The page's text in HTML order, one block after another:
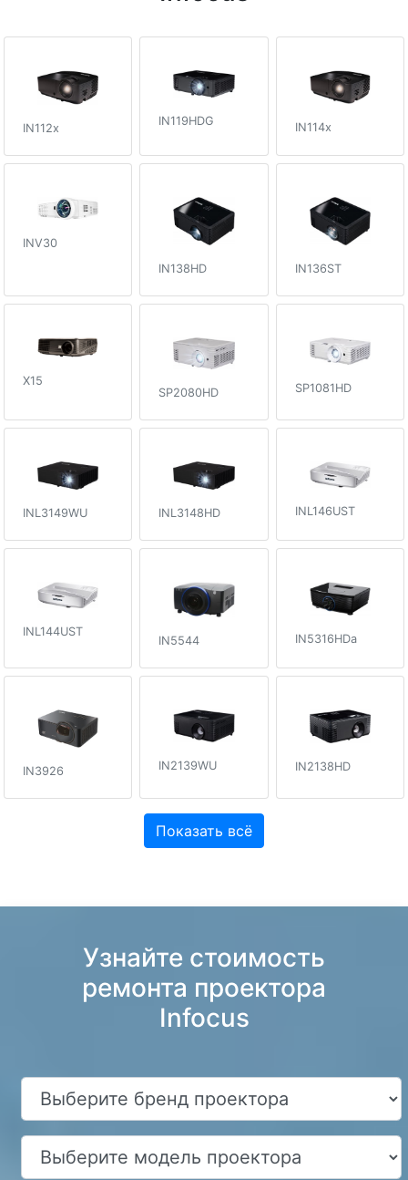
IN112x
IN119HDG IN114x
INV30
IN138HD
IN136ST
X15
SP2080HD
SP1081HD
INL3149WU INL3148HD INL146UST
INL144UST
IN5544 IN5316HDa
IN3926 IN2139WU IN2138HD
Показать всё
Узнайте стоимость
ремонта проектора
Infocus